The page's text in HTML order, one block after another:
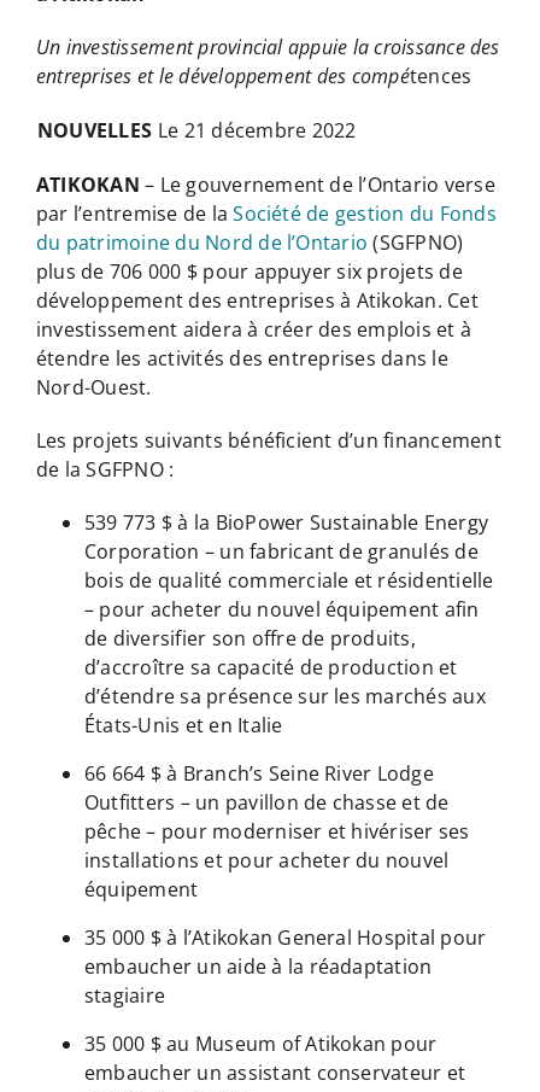
Un investissement provincial appuie la croissance des
entreprises et le développement des compétences
NOUVELLES Le 21 décembre 2022
ATIKOKAN – Le gouvernement de l’Ontario verse
par l’entremise de laSociété de gestion du Fonds
du patrimoine du Nord de l’Ontario (SGFPNO)
plus de 706 000 $ pour appuyer six projets de
développement des entreprises à Atikokan. Cet
investissement aidera à créer des emplois et à
étendre les activités des entreprises dans le
Nord-Ouest.
Les projets suivants bénéficient d’un financement
de la SGFPNO :
539 773 $ à la BioPower Sustainable Energy
Corporation – un fabricant de granulés de
bois de qualité commerciale et résidentielle
– pour acheter du nouvel équipement afin
de diversifier son offre de produits,
d’accroître sa capacité de production et
d’étendre sa présence sur les marchés aux
États-Unis et en Italie
66 664 $ à Branch’s Seine River Lodge
Outfitters – un pavillon de chasse et de
pêche – pour moderniser et hivériser ses
installations et pour acheter du nouvel
équipement
35 000 $ à l’Atikokan General Hospital pour
embaucher un aide à la réadaptation
stagiaire
35 000 $ au Museum of Atikokan pour
embaucher un assistant conservateur et